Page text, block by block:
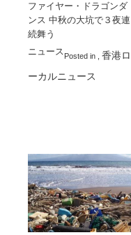
ファイヤー・ドラゴンダ
ンス 中秋の大坑で３夜連
続舞う
Posted in
ニュース
香港ロ
ーカルニュース